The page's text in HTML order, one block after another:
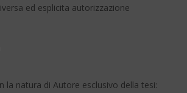
ed esplicita autorizzazione
la natura di Autore esclusivo della tesi: